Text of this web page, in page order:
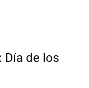
Día de los